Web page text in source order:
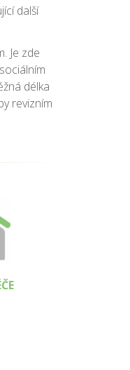
další
Je zde
délka
revizním